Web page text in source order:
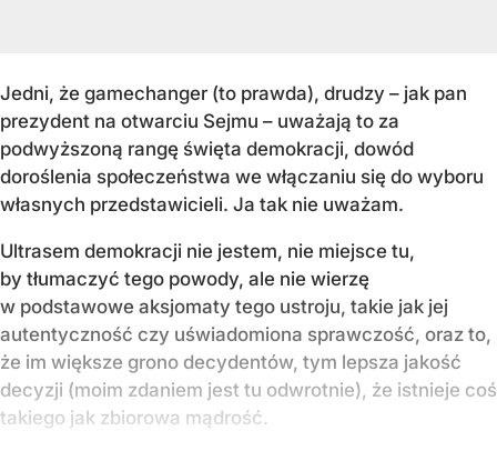
Jedni, że gamechanger (to prawda), drudzy – jak pan
prezydent na otwarciu Sejmu – uważają to za
podwyższoną rangę święta demokracji, dowód
doroślenia społeczeństwa we włączaniu się do wyboru
własnych przedstawicieli. Ja tak nie uważam.
Ultrasem demokracji nie jestem, nie miejsce tu,
by tłumaczyć tego powody, ale nie wierzę
w podstawowe aksjomaty tego ustroju, takie jak jej
autentyczność czy uświadomiona sprawczość, oraz to,
że im większe grono decydentów, tym lepsza jakość
decyzji (moim zdaniem jest tu odwrotnie), że istnieje coś
takiego jak zbiorowa mądrość.